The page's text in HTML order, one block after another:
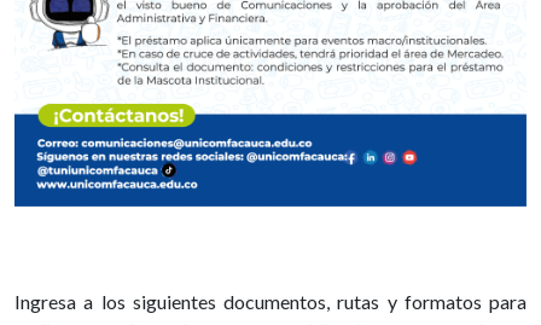
Ingresa a los siguientes documentos, rutas y formatos para